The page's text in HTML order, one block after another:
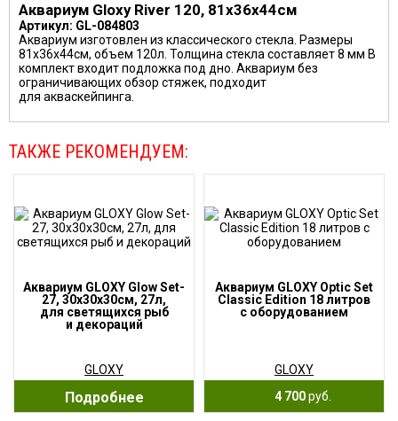
Аквариум Gloxy River 120, 81х36х44см
Артикул: GL-084803
Аквариум изготовлен из классического стекла. Размеры
81х36х44см, объем 120л. Толщина стекла составляет 8 мм В
комплект входит подложка под дно. Аквариум без
ограничивающих обзор стяжек, подходит
для акваскейпинга.
ТАКЖЕ РЕКОМЕНДУЕМ:
Аквариум GLOXY Glow Set-
27, 30х30х30см, 27л,
для светящихся рыб
и декораций
GLOXY
Подробнее
Аквариум GLOXY Optic Set
Classic Edition 18 литров
с оборудованием
GLOXY
4 700руб.